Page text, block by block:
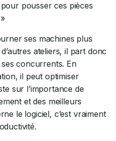
pousser ces pièces
ses machines plus
ateliers, il part donc
concurrents. En
il peut optimiser
sur l’importance de
et des meilleurs
le logiciel, c’est vraiment